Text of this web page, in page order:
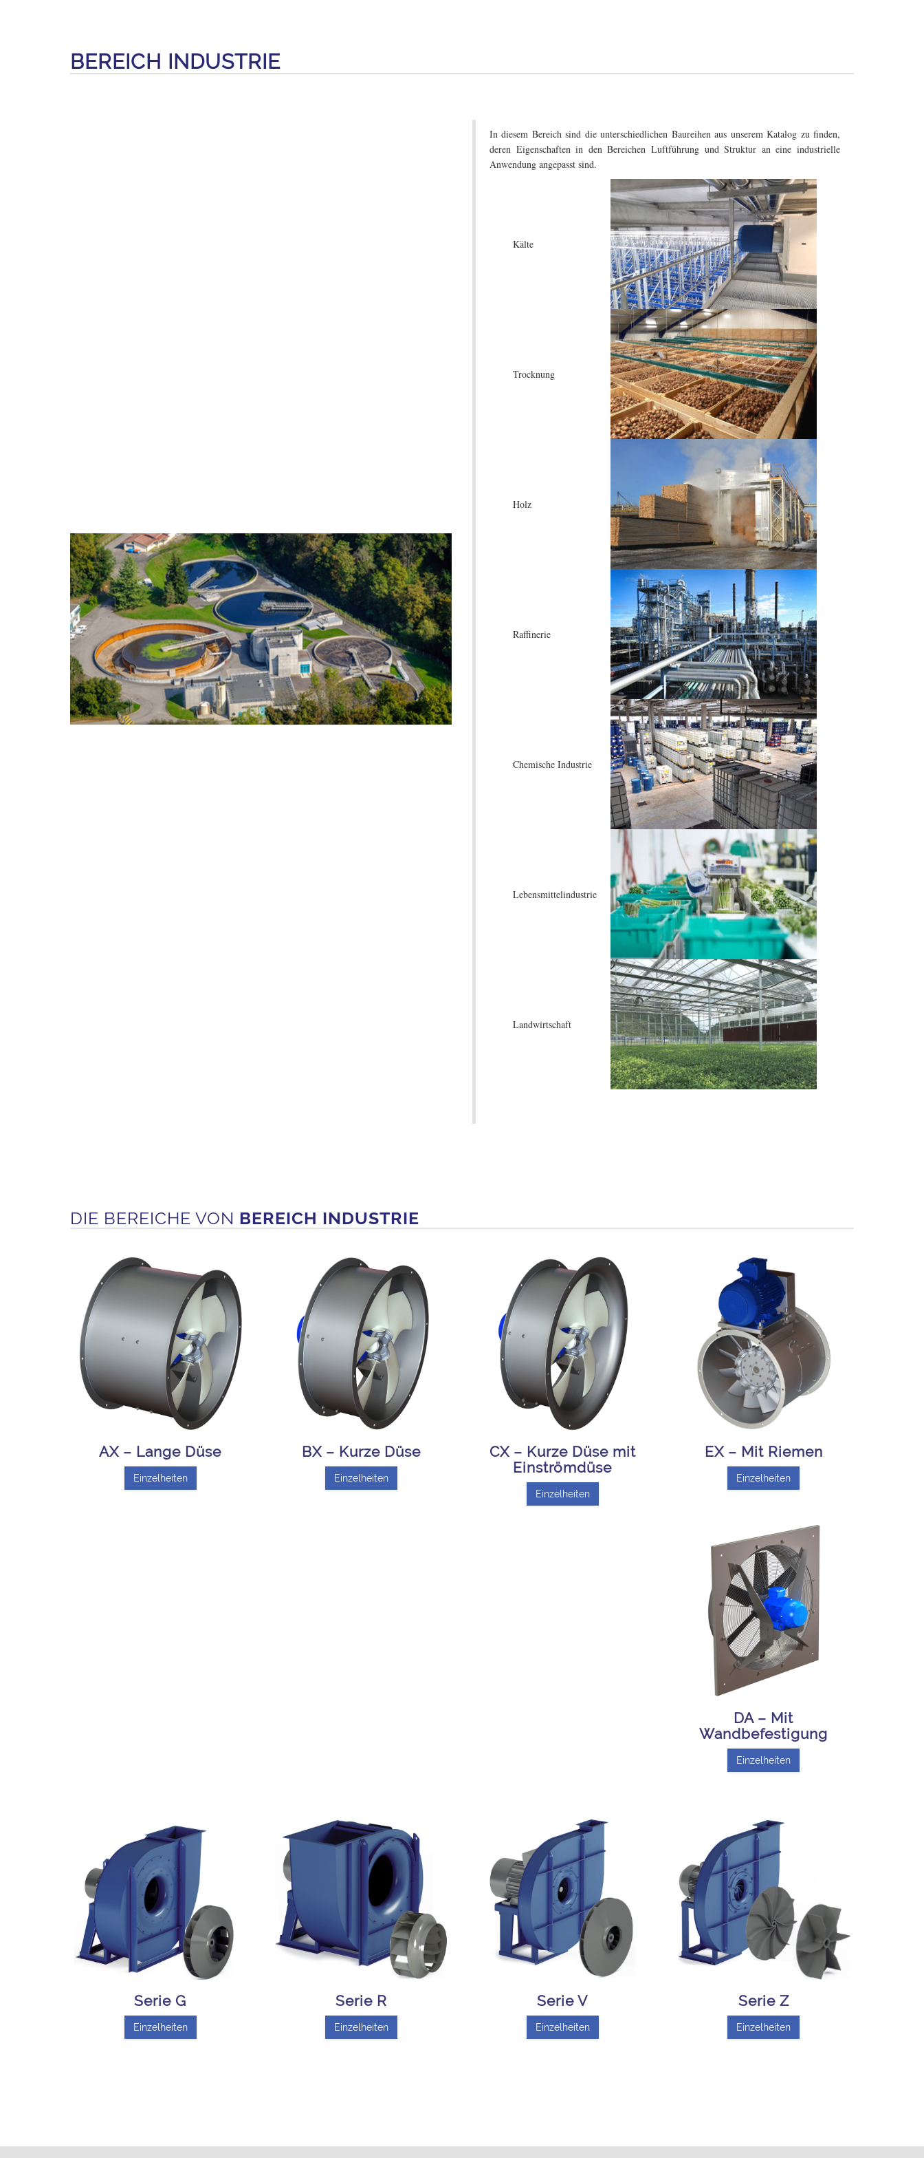
BEREICH INDUSTRIE
In diesem Bereich sind die unterschiedlichen Baureihen aus unserem Katalog zu finden,
deren Eigenschaften in den Bereichen Luftführung und Struktur an eine industrielle
Anwendung angepasst sind.
Kälte
Trocknung
Holz
Raffinerie
Chemische Industrie
Lebensmittelindustrie
Landwirtschaft
DIE BEREICHE VON BEREICH INDUSTRIE
AX – Lange Düse
Einzelheiten
BX – Kurze Düse
Einzelheiten
CX – Kurze Düse mit
Einströmdüse
Einzelheiten
EX – Mit Riemen
Einzelheiten
DA – Mit
Wandbefestigung
Einzelheiten
Serie G
Einzelheiten
Serie R
Einzelheiten
Serie V
Einzelheiten
Serie Z
Einzelheiten